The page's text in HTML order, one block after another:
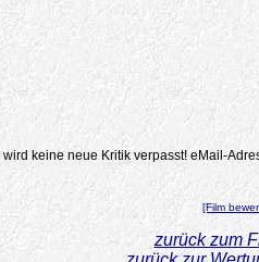
wird keine neue Kritik verpasst! eMail-
[Film
zurück zum